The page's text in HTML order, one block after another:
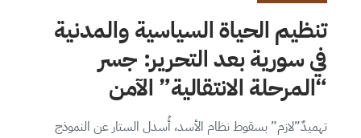
تنظيم الحياة السياسية والمدنية
في سورية بعد التحرير: جسر
“المرحلة الانتقالية” الآمن
تهميدٌ”لازم” بسقوط نظام الأسد، أُسدل الستار عن النموذج